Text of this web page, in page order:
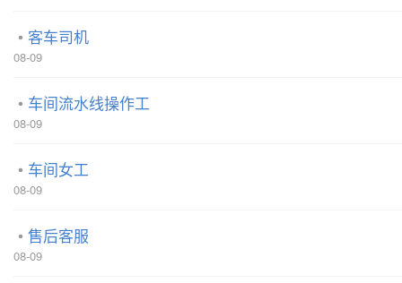
客车司机
08-09
车间流水线操作工
08-09
车间女工
08-09
售后客服
08-09